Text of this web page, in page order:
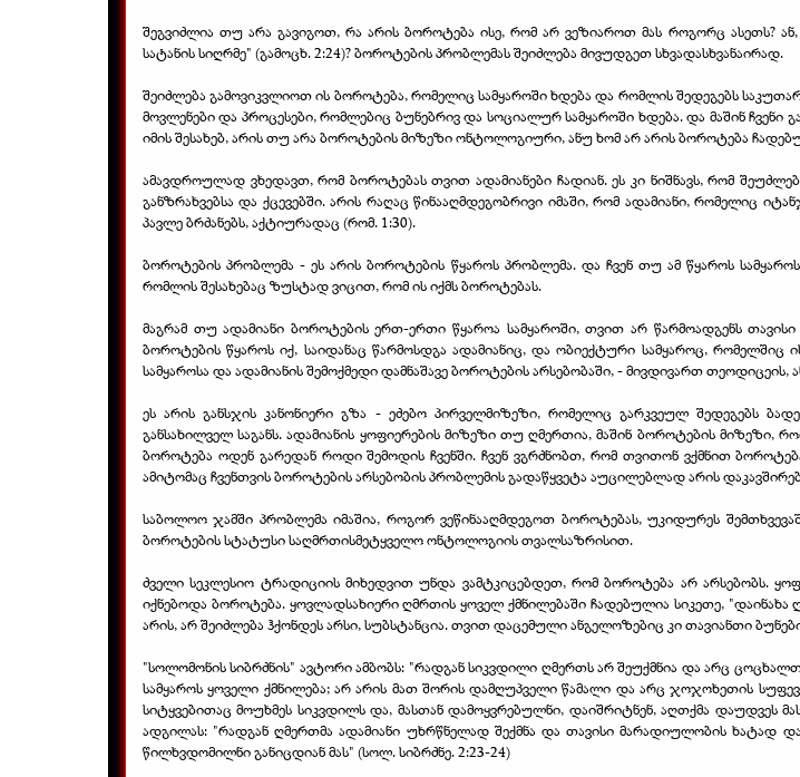
შეგვიძლია თუ არა გავიგოთ, რა არის ბოროტება ისე, რომ არ ვეზიაროთ მას როგორც ასეთს?
სატანის სიღრმე" (გამოცხ. 2:24)? ბოროტების პრობლემას შეიძლება მივუდგეთ სხვადასხვანაირად.
შეიძლება გამოვიკვლიოთ ის ბოროტება, რომელიც სამყაროში ხდება და რომლის შედეგებს
მოვლენები და პროცესები, რომლებიც ბუნებრივ და სოციალურ სამყაროში ხდება. და მაშინ ჩვენი
იმის შესახებ, არის თუ არა ბოროტების მიზეზი ონტოლოგიური, ანუ ხომ არ არის ბოროტება
ამავდროულად ვხედავთ, რომ ბოროტებას თვით ადამიანები ჩადიან. ეს კი ნიშნავს, რომ
განზრახვებსა და ქცევებში. არის რაღაც წინააღმდეგობრივი იმაში, რომ ადამიანი, რომელიც
პავლე ბრძანებს, აქტიურადაც (რომ. 1:30).
ბოროტების პრობლემა - ეს არის ბოროტების წყაროს პრობლემა. და ჩვენ თუ ამ წყაროს
რომლის შესახებაც ზუსტად ვიცით, რომ ის იქმს ბოროტებას.
მაგრამ თუ ადამიანი ბოროტების ერთ-ერთი წყაროა სამყაროში, თვით არ წარმოადგენს
ბოროტების წყაროს იქ, საიდანაც წარმოსდგა ადამიანიც, და ობიექტური სამყაროც, რომელშიც
სამყაროსა და ადამიანის შემოქმედი დამნაშავე ბოროტების არსებობაში, - მივდივართ
ეს არის განსჯის კანონიერი გზა - ეძებო პირველმიზეზი, რომელიც გარკვეულ შედეგებს
განსახილველ საგანს. ადამიანის ყოფიერების მიზეზი თუ ღმერთია, მაშინ ბოროტების მიზეზი,
ბოროტება ოდენ გარედან როდი შემოდის ჩვენში. ჩვენ ვგრძნობთ, რომ თვითონ ვქმნით
ამიტომაც ჩვენთვის ბოროტების არსებობის პრობლემის გადაწყვეტა აუცილებლად არის
საბოლოო ჯამში პრობლემა იმაშია, როგორ ვეწინააღმდეგოთ ბოროტებას, უკიდურეს
ბოროტების სტატუსი საღმრთისმეტყველო ონტოლოგიის თვალსაზრისით.
ძველი სეკლესიო ტრადიციის მიხედვით უნდა ვამტკიცებდეთ, რომ ბოროტება არ არსებობს.
იქნებოდა ბოროტება. ყოვლადსახიერი ღმრთის ყოველ ქმნილებაში ჩადებულია სიკეთე, "დაინახა
არის, არ შეიძლება ჰქონდეს არსი, სუბსტანცია. თვით დაცემული ანგელოზებიც კი თავიანთი
"სოლომონის სიბრძნის" ავტორი ამბობს: "რადგან სიკვდილი ღმერთს არ შეუქმნია და არც
სამყაროს ყოველი ქმნილება; არ არის მათ შორის დამღუპველი წამალი და არც ჯოჯოხეთის
სიტყვებითაც მოუხმეს სიკვდილს და, მასთან დამოყვრებულნი, დაიშრიტნენ, აღთქმა დაუდვეს
ადგილას: "რადგან ღმერთმა ადამიანი უხრწნელად შექმნა და თავისი მარადიულობის ხატად
წილხვდომილნი განიცდიან მას" (სოლ. სიბრძნე. 2:23-24)